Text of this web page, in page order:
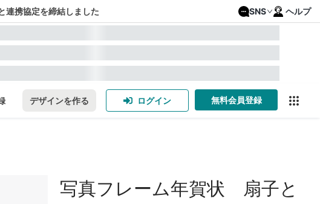
連携協定を締結しました SNS ヘルプ
デザインを作る ログイン 無料会員登録
写真フレーム年賀状 扇子と